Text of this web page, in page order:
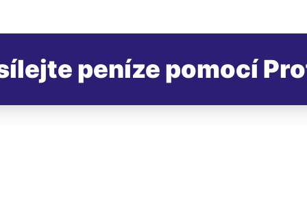
peníze pomocí